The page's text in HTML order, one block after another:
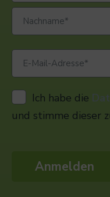
Ich habe die
und stimme dieser